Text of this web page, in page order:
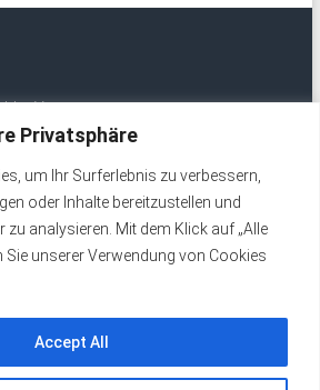
Privatsphäre
um Ihr Surferlebnis zu verbessern,
oder Inhalte bereitzustellen und
zu analysieren. Mit dem Klick auf „Alle
Sie unserer Verwendung von Cookies
Accept All
e. V.
/ Wochenende)